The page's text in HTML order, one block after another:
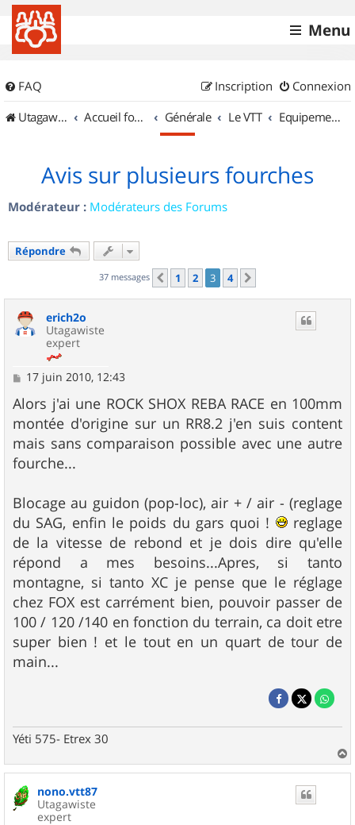
Menu
FAQ Connexion
Inscription
UtagawaVTT (Randos VTT et VTTAE avec traces GPS)
Accueil forum Générale Le VTT Equipements et Accessoires
Avis sur plusieurs fourches
Modérateur : Modérateurs des Forums
Répondre
37 messages Précédent
1 2 3 4
erich2o
Utagawiste
expert
M
s
s
a
g
e
17 juin 2010, 12:43
Alors j'ai une ROCK SHOX REBA RACE en 100mm
montée d'origine sur un RR8.2 j'en suis content
mais sans comparaison possible avec une autre
fourche...
Blocage au guidon (pop-loc), air + / air - (reglage
du SAG, enfin le poids du gars quoi !
reglage
de la vitesse de rebond et je dois dire qu'elle
répond a mes besoins...Apres, si tanto
montagne, si tanto XC je pense que le réglage
chez FOX est carrément bien, pouvoir passer de
100 / 120 /140 en fonction du terrain, ca doit etre
super bien ! et le tout en un quart de tour de
main...
Yéti 575- Etrex 30
a
u
nono.vtt87
Utagawiste
expert